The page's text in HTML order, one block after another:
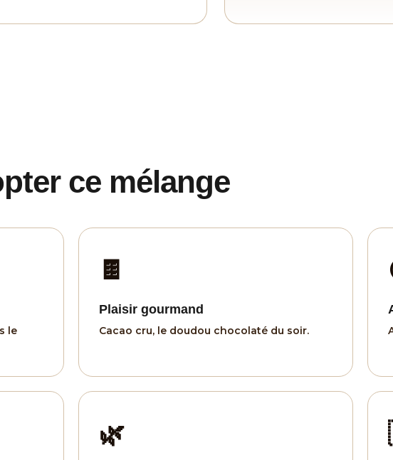
ce mélange
le
🍫
Plaisir gourmand
Cacao cru, le doudou chocolaté du soir.
🌿